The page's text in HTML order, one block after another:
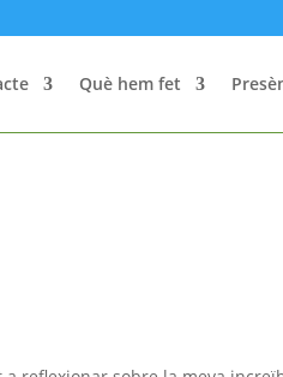
Què hem fet